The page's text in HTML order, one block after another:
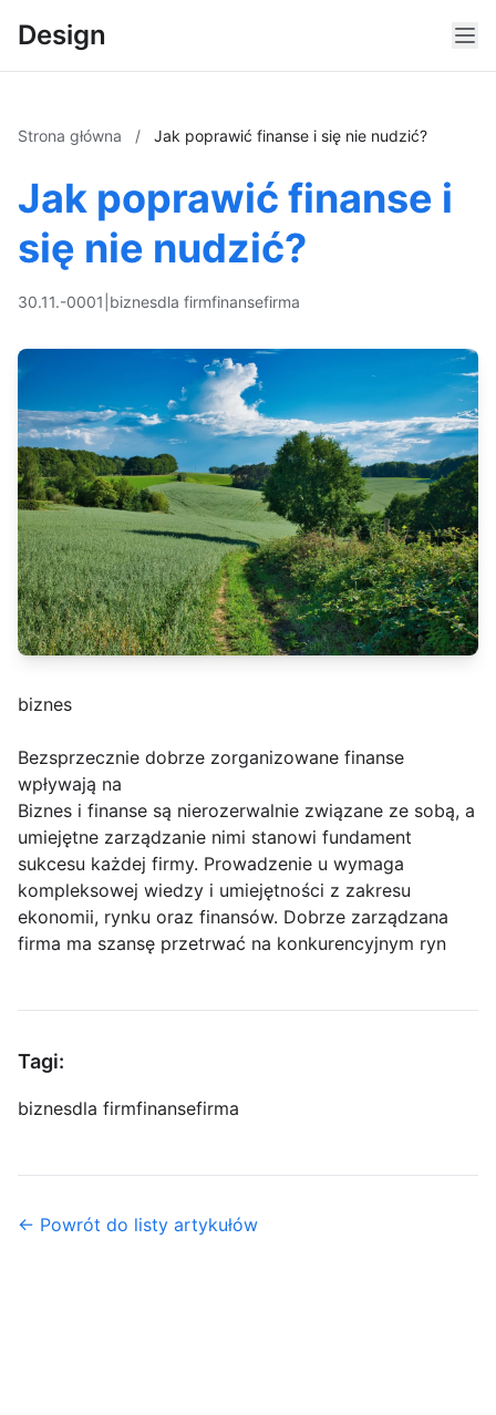
Design
Strona główna / Jak poprawić finanse i się nie nudzić?
Jak poprawić finanse i
się nie nudzić?
30.11.-0001 biznesdla firmfinansefirma
biznes
Bezsprzecznie dobrze zorganizowane finanse
wpływają na
Biznes i finanse są nierozerwalnie związane ze sobą, a
umiejętne zarządzanie nimi stanowi fundament
sukcesu każdej firmy. Prowadzenie u wymaga
kompleksowej wiedzy i umiejętności z zakresu
ekonomii, rynku oraz finansów. Dobrze zarządzana
firma ma szansę przetrwać na konkurencyjnym ryn
Tagi:
biznesdla firmfinansefirma
← Powrót do listy artykułów